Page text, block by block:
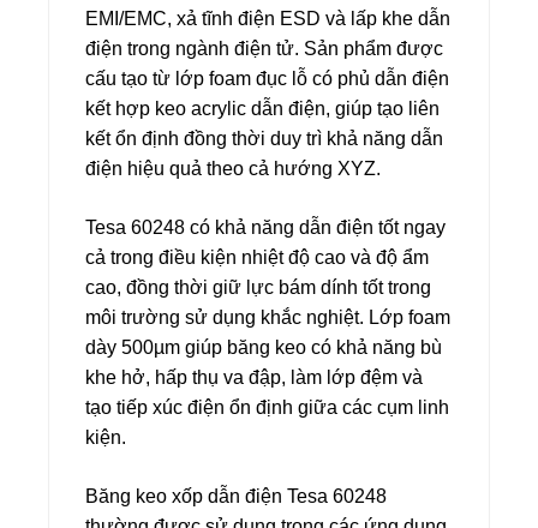
EMI/EMC, xả tĩnh điện ESD và lấp khe dẫn
điện trong ngành điện tử. Sản phẩm được
cấu tạo từ lớp foam đục lỗ có phủ dẫn điện
kết hợp keo acrylic dẫn điện, giúp tạo liên
kết ổn định đồng thời duy trì khả năng dẫn
điện hiệu quả theo cả hướng XYZ.
Tesa 60248 có khả năng dẫn điện tốt ngay
cả trong điều kiện nhiệt độ cao và độ ẩm
cao, đồng thời giữ lực bám dính tốt trong
môi trường sử dụng khắc nghiệt. Lớp foam
dày 500µm giúp băng keo có khả năng bù
khe hở, hấp thụ va đập, làm lớp đệm và
tạo tiếp xúc điện ổn định giữa các cụm linh
kiện.
Băng keo xốp dẫn điện Tesa 60248